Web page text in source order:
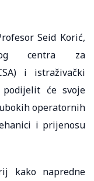
Seid Korić,
centra za
i istraživački
će svoje
operatornih
i prijenosu
kako napredne